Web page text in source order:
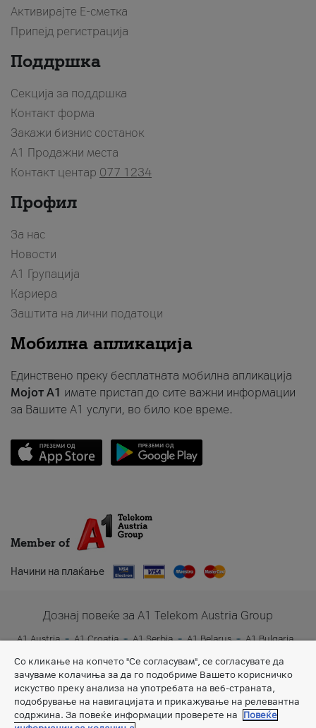
Активирајте Е-сметка
Припејд регистрација
Поддршка
Секција за поддршка
Контакт форма
Закажи бизнис состанок
A1 Продажни места
Контакт центар 077 1234
Профил
За нас
Новости
А1 Групација
Кариера
Заштита на лични податоци
Мобилна апликација
Единствено преку бесплатната мобилна апликација
Мојот A1 имате пристап до сите важни информации
за Вашите A1 услуги, во било кое време.
Member of
Начини на плаќање
Дознај повеќе за A1 Telekom Austria Group
A1 Austria A1 Croatia A1 Serbia A1 Belarus
A1 Bulgaria
Со кликање на копчето "Се согласувам", се согласувате да
зачуваме колачиња за да го подобриме Вашето корисничко
искуство преку анализа на употребата на веб-страната,
подобрување на навигацијата и прикажување на релевантна
содржина. За повеќе информации проверете на
Повеќе